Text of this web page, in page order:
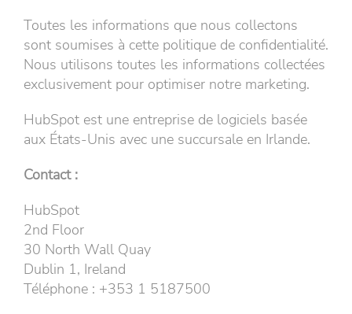
Toutes les informations que nous collectons
sont soumises à cette politique de confidentialité.
Nous utilisons toutes les informations collectées
exclusivement pour optimiser notre marketing.
HubSpot est une entreprise de logiciels basée
aux États-Unis avec une succursale en Irlande.
Contact :
HubSpot
2nd Floor
30 North Wall Quay
Dublin 1, Ireland
Téléphone : +353 1 5187500